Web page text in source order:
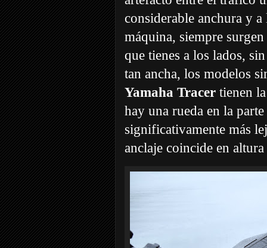
considerable anchura y
máquina, siempre
que tienes a los lados,
tan ancha, los modelos
Yamaha Tracer tienen
hay una rueda en la
significativamente más
anclaje coincide en